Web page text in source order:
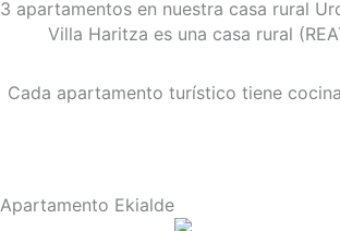
3 apartamentos en nuestra casa rural
Villa Haritza es una casa rural
Cada apartamento turístico tiene
Apartamento Ekialde